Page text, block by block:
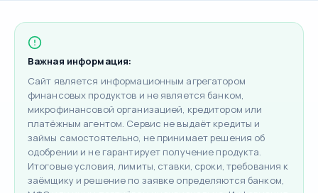
Важная информация:
Сайт является информационным агрегатором
финансовых продуктов и не является банком,
микрофинансовой организацией, кредитором или
платёжным агентом. Сервис не выдаёт кредиты и
займы самостоятельно, не принимает решения об
одобрении и не гарантирует получение продукта.
Итоговые условия, лимиты, ставки, сроки, требования к
заёмщику и решение по заявке определяются банком,